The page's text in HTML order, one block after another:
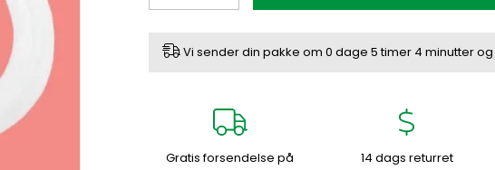
Vi sender din pakke om 0 dage 5 timer 4 minutterog
Gratis forsendelse på
14 dags returret